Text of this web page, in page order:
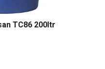
TC86 200ltr